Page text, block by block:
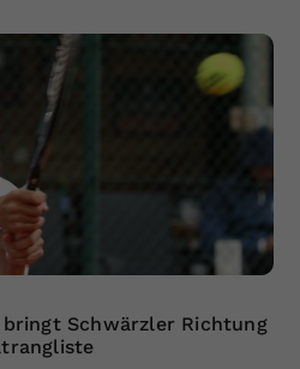
bringt Schwärzler Richtung